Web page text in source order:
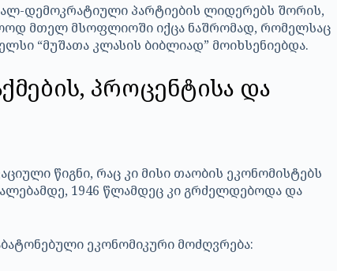
დემოკრატიული პარტიების ლიდერებს შორის,
მთელ მსოფლიოში იქცა ნაშრომად, რომელსაც
“მუშათა კლასის ბიბლიად” მოიხსენიებდა.
პროცენტისა და
წიგნი, რაც კი მისი თაობის ეკონომისტებს
1946 წლამდეც კი გრძელდებოდა და
ეკონომიკური მოძღვრება: